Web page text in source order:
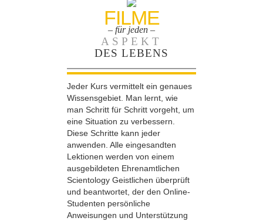
FILME
– für jeden –
ASPEKT
DES LEBENS
Jeder Kurs vermittelt ein genaues
Wissensgebiet. Man lernt, wie
man Schritt für Schritt vorgeht, um
eine Situation zu verbessern.
Diese Schritte kann jeder
anwenden. Alle eingesandten
Lektionen werden von einem
ausgebildeten Ehrenamtlichen
Scientology Geistlichen überprüft
und beantwortet, der den Online-
Studenten persönliche
Anweisungen und Unterstützung